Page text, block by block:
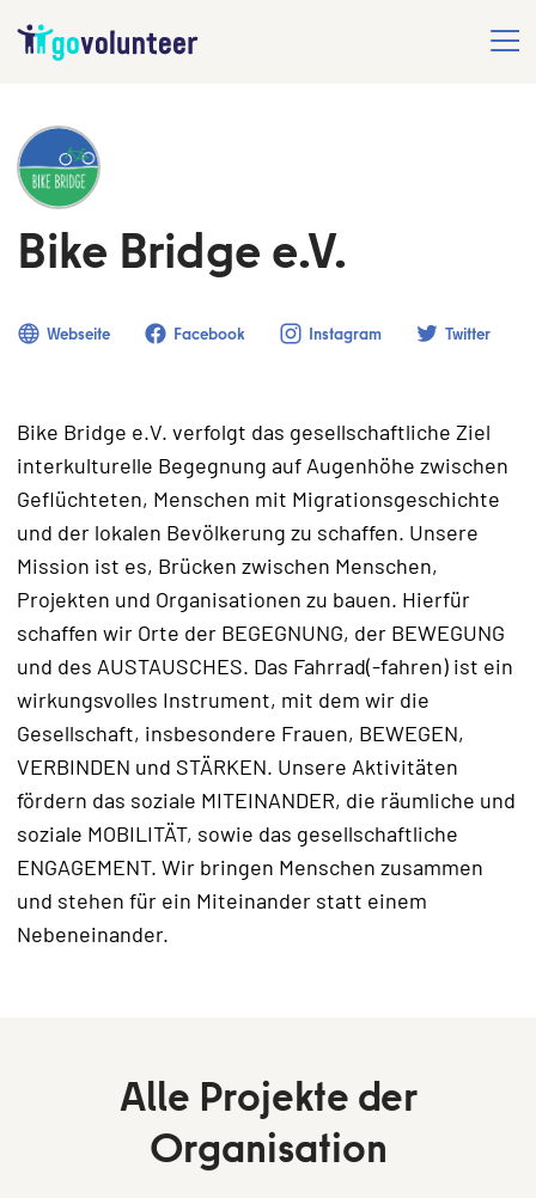
Bike Bridge e.V.
Webseite Facebook Instagram Twitter
Bike Bridge e.V. verfolgt das gesellschaftliche Ziel
interkulturelle Begegnung auf Augenhöhe zwischen
Geflüchteten, Menschen mit Migrationsgeschichte
und der lokalen Bevölkerung zu schaffen. Unsere
Mission ist es, Brücken zwischen Menschen,
Projekten und Organisationen zu bauen. Hierfür
schaffen wir Orte der BEGEGNUNG, der BEWEGUNG
und des AUSTAUSCHES. Das Fahrrad(-fahren) ist ein
wirkungsvolles Instrument, mit dem wir die
Gesellschaft, insbesondere Frauen, BEWEGEN,
VERBINDEN und STÄRKEN. Unsere Aktivitäten
fördern das soziale MITEINANDER, die räumliche und
soziale MOBILITÄT, sowie das gesellschaftliche
ENGAGEMENT. Wir bringen Menschen zusammen
und stehen für ein Miteinander statt einem
Nebeneinander.
Alle Projekte der
Organisation